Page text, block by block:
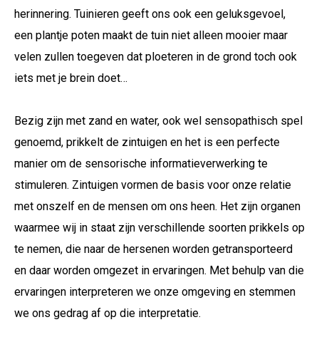
herinnering. Tuinieren geeft ons ook een geluksgevoel,
een plantje poten maakt de tuin niet alleen mooier maar
velen zullen toegeven dat ploeteren in de grond toch ook
iets met je brein doet…
Bezig zijn met zand en water, ook wel sensopathisch spel
genoemd, prikkelt de zintuigen en het is een perfecte
manier om de sensorische informatieverwerking te
stimuleren. Zintuigen vormen de basis voor onze relatie
met onszelf en de mensen om ons heen. Het zijn organen
waarmee wij in staat zijn verschillende soorten prikkels op
te nemen, die naar de hersenen worden getransporteerd
en daar worden omgezet in ervaringen. Met behulp van die
ervaringen interpreteren we onze omgeving en stemmen
we ons gedrag af op die interpretatie.